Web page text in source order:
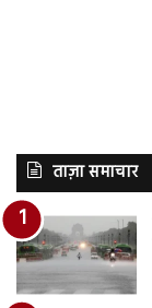
ताज़ा समाचार